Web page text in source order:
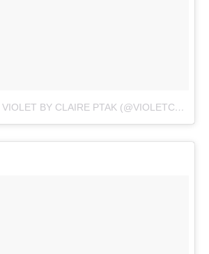
ПУБЛИКАЦИЯ ОТ VIOLET BY CLAIRE PTAK (@VIOLETCAKESLONDON)